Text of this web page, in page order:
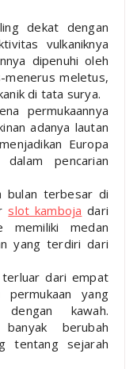
dekat dengan
vulkaniknya
dipenuhi oleh
menerus meletus,
di tata surya.
permukaannya
adanya lautan
Europa
pencarian
bulan terbesar di
slot kamboja dari
memiliki medan
yang terdiri dari
terluar dari empat
yang
kawah.
berubah
tentang sejarah